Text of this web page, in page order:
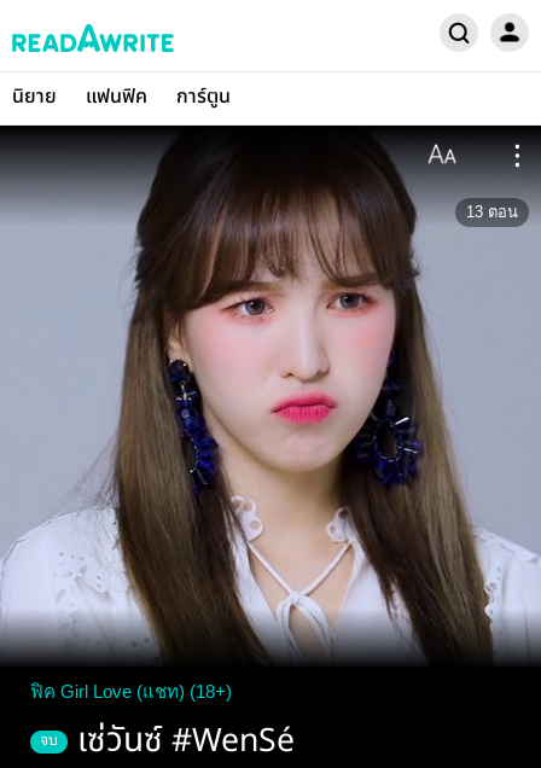
นิยาย แฟนฟิค การ์ตูน
13 ตอน
ฟิค Girl Love (แชท) (18+)
จบ เซ่วันซ์ #WenSé